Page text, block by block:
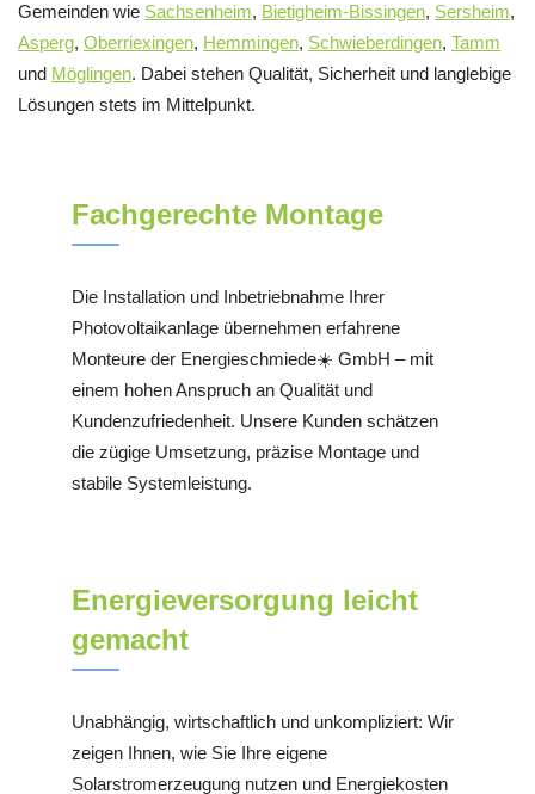
Gemeinden wie Sachsenheim, Bietigheim-Bissingen, Sersheim,
Asperg, Oberriexingen, Hemmingen, Schwieberdingen, Tamm
und Möglingen. Dabei stehen Qualität, Sicherheit und langlebige
Lösungen stets im Mittelpunkt.
Fachgerechte Montage
Die Installation und Inbetriebnahme Ihrer
Photovoltaikanlage übernehmen erfahrene
Monteure der Energieschmiede☀️ GmbH – mit
einem hohen Anspruch an Qualität und
Kundenzufriedenheit. Unsere Kunden schätzen
die zügige Umsetzung, präzise Montage und
stabile Systemleistung.
Energieversorgung leicht
gemacht
Unabhängig, wirtschaftlich und unkompliziert: Wir
zeigen Ihnen, wie Sie Ihre eigene
Solarstromerzeugung nutzen und Energiekosten